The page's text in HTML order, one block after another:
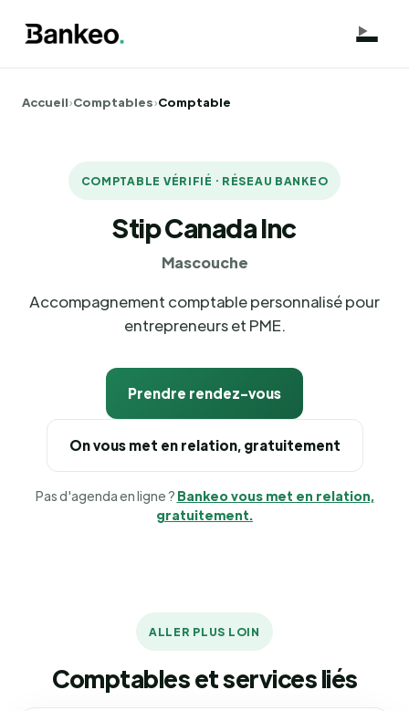
Accueil›Comptables›Comptable
COMPTABLE VÉRIFIÉ · RÉSEAU BANKEO
Stip Canada Inc
Mascouche
Accompagnement comptable personnalisé pour
entrepreneurs et PME.
Prendre rendez-vous
On vous met en relation, gratuitement
Pas d'agenda en ligne ? Bankeo vous met en relation,
gratuitement.
ALLER PLUS LOIN
Comptables et services liés